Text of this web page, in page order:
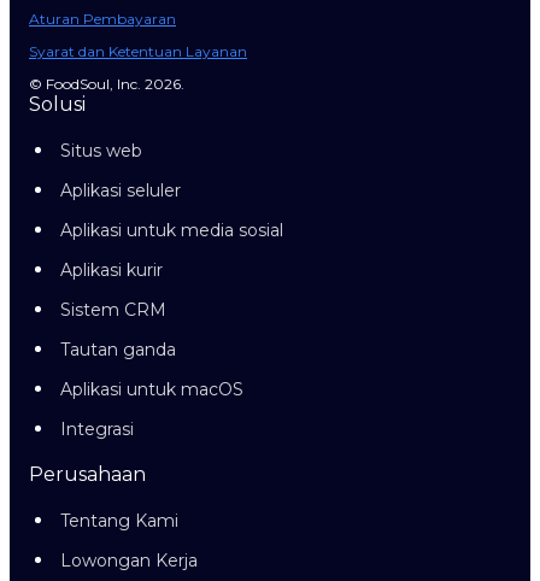
Aturan Pembayaran
Syarat dan Ketentuan Layanan
© FoodSoul, Inc. 2026.
Solusi
Situs web
Aplikasi seluler
Aplikasi untuk media sosial
Aplikasi kurir
Sistem CRM
Tautan ganda
Aplikasi untuk macOS
Integrasi
Perusahaan
Tentang Kami
Lowongan Kerja